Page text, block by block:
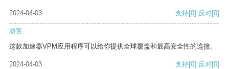
2024-04-03 支持[0] 反对[0]
游客
这款加速器VPM应用程序可以给你提供全球覆盖和最高安全性的连接。
2024-04-03 支持[0] 反对[0]